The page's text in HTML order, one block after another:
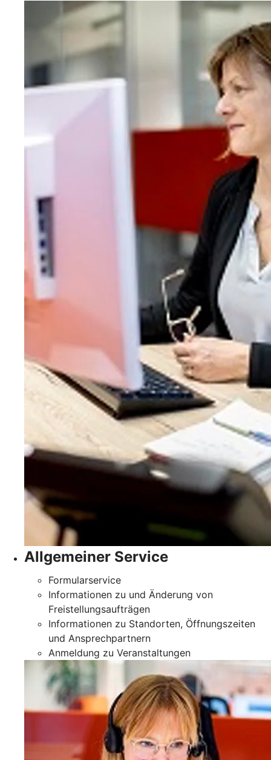
Allgemeiner Service
Formularservice
Informationen zu und Änderung von
Freistellungsaufträgen
Informationen zu Standorten, Öffnungszeiten
und Ansprechpartnern
Anmeldung zu Veranstaltungen